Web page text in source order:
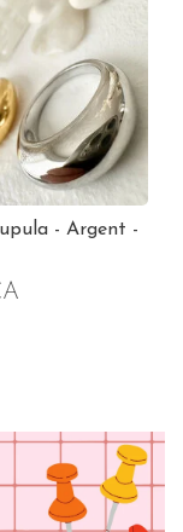
- Argent -